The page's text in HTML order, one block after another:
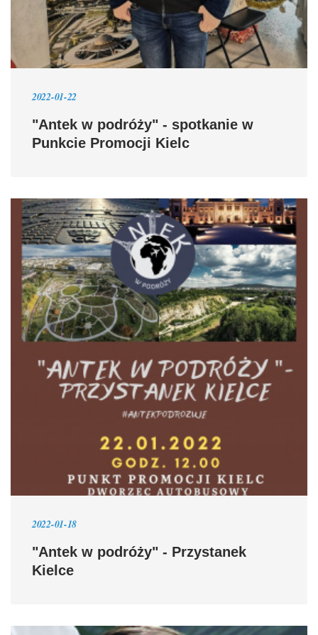
2022-01-22
"Antek w podróży" - spotkanie w
Punkcie Promocji Kielc
2022-01-18
"Antek w podróży" - Przystanek
Kielce